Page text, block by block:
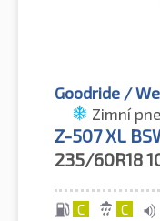
Goodride /
Zimní
Z-507 XL
235/60R18
C C